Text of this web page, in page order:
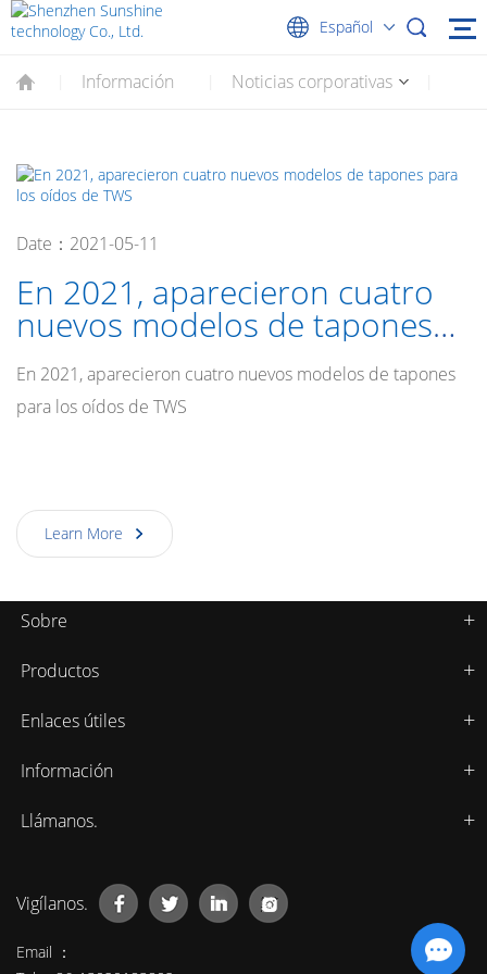
Español
Información Noticias corporativas
Date：2021-05-11
En 2021, aparecieron cuatro
nuevos modelos de tapones
para los oídos de TWS
En 2021, aparecieron cuatro nuevos modelos de tapones
para los oídos de TWS
Learn More
Sobre
Productos
Enlaces útiles
Información
Llámanos.
Vigílanos.
Email ：